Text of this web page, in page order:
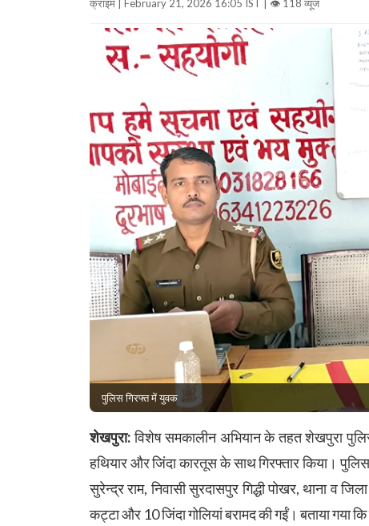
क्राइम | February 21, 2026 16:05 IST | 👁 118 व्यूज
पुलिस गिरफ्त में युवक
शेखपुरा:विशेष समकालीन अभियान के तहत शेखपुरा
हथियार और जिंदा कारतूस के साथ गिरफ्तार किया।
सुरेन्द्र राम, निवासी सुरदासपुर गिद्धी पोखर, थाना व
कट्टा और 10 जिंदा गोलियां बरामद की गईं। बताया गया